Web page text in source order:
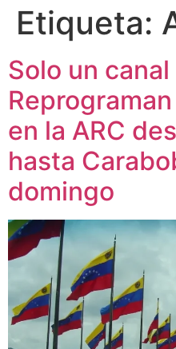
Etiqueta:
Solo un
en la ARC
hasta
domingo